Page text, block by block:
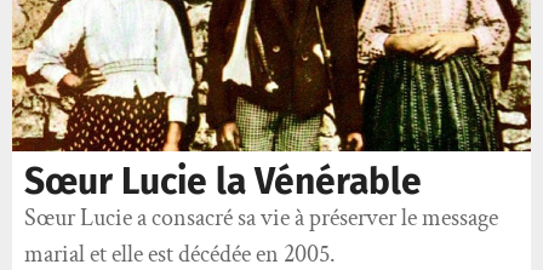
Sœur Lucie la Vénérable
Sœur Lucie a consacré sa vie à préserver le message
marial et elle est décédée en 2005.